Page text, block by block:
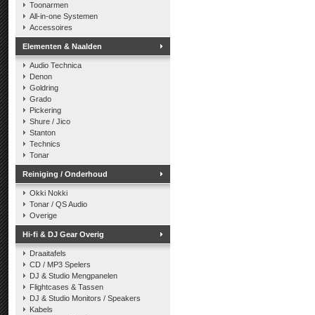
Toonarmen
All-in-one Systemen
Accessoires
Elementen & Naalden
Audio Technica
Denon
Goldring
Grado
Pickering
Shure / Jico
Stanton
Technics
Tonar
Reiniging / Onderhoud
Okki Nokki
Tonar / QS Audio
Overige
Hi-fi & DJ Gear Overig
Draaitafels
CD / MP3 Spelers
DJ & Studio Mengpanelen
Flightcases & Tassen
DJ & Studio Monitors / Speakers
Kabels